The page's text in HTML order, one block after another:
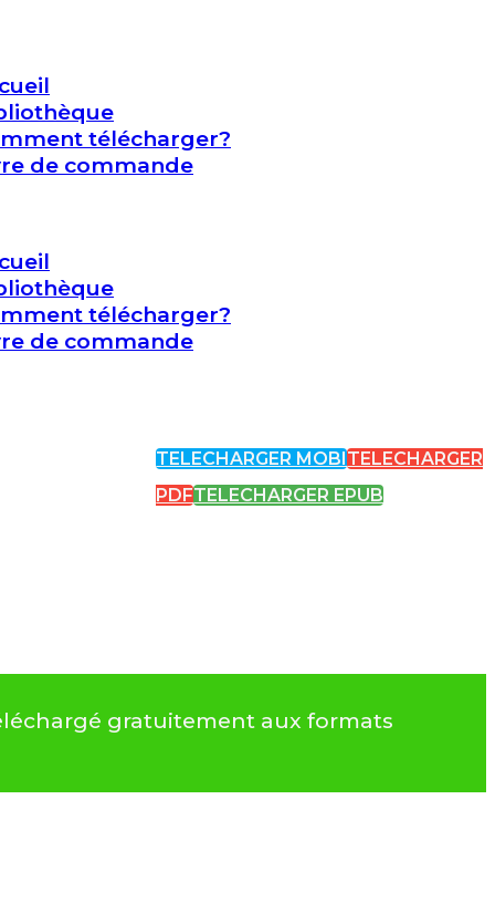
télécharger?
de commande
télécharger?
de commande
TELECHARGER MOBITELECHARGER
PDFTELECHARGER EPUB
gratuitement aux formats